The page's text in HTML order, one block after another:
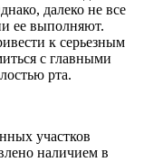
далеко не все
ее выполняют.
к серьезным
с главными
рта.
участков
наличием в